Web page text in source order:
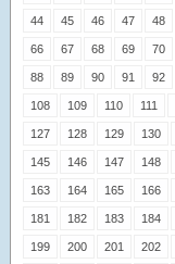
44 45 46 47 48
66 67 68 69 70
88 89 90 91 92
108 109 110 111
127 128 129 130
145 146 147 148
163 164 165 166
181 182 183 184
199 200 201 202